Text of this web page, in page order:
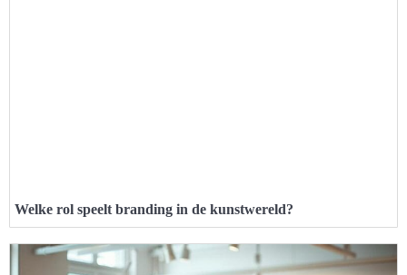
Welke rol speelt branding in de kunstwereld?